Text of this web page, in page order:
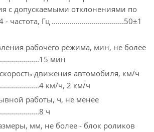
с допускаемыми отклонениями по
частота, Гц ....................................50±1
рабочего режима, мин, не более
мин
движения автомобиля, км/ч
км/ч, 2 км/ч
работы, ч, не менее
ч
мм, не более - блок роликов